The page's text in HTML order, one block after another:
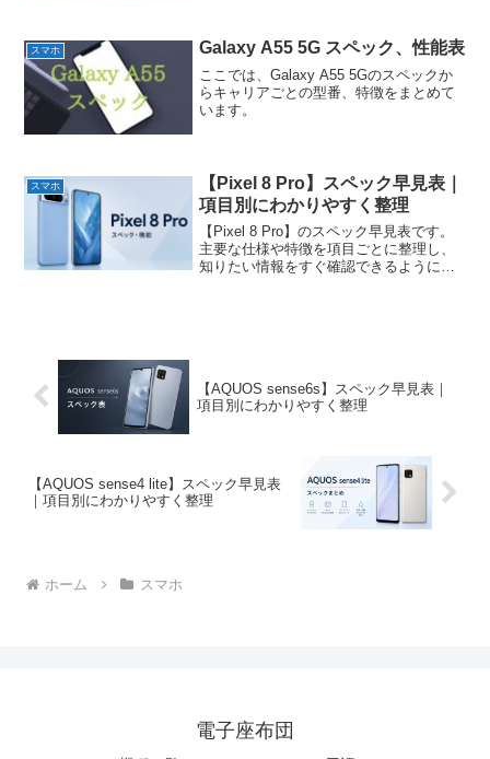
スマホ Galaxy A55 5G スペック、性能表
ここでは、Galaxy A55 5Gのスペックか
らキャリアごとの型番、特徴をまとめて
います。
スマホ
【Pixel 8 Pro】スペック早見表｜
項目別にわかりやすく整理
【Pixel 8 Pro】のスペック早見表です。
主要な仕様や特徴を項目ごとに整理し、
知りたい情報をすぐ確認できるようにま
【AQUOS sense6s】スペック早見表｜
項目別にわかりやすく整理
【AQUOS sense4 lite】スペック早見表
｜項目別にわかりやすく整理
ホーム スマホ
電子座布団